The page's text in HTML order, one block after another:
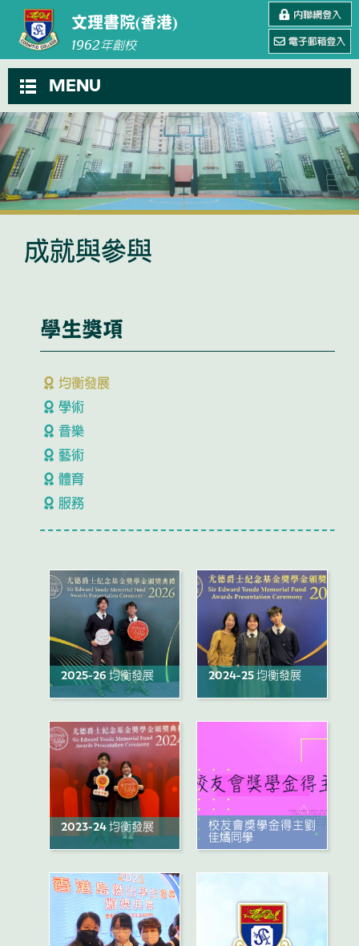
文理書院(香港)
1962年創校
MENU
成就與參與
學生獎項
均衡發展
學術
音樂
藝術
體育
服務
2025-26 均衡發展 2024-25 均衡發展
2023-24 均衡發展
校友會獎學金得主劉
佳燏同學